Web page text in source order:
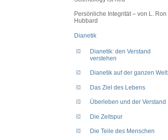
Persönliche Integrität – von L. Ron
Hubbard
Dianetik
Dianetik: den Verstand
verstehen
Dianetik auf der ganzen Welt
Das Ziel des Lebens
Überleben und der Verstand
Die Zeitspur
Die Teile des Menschen